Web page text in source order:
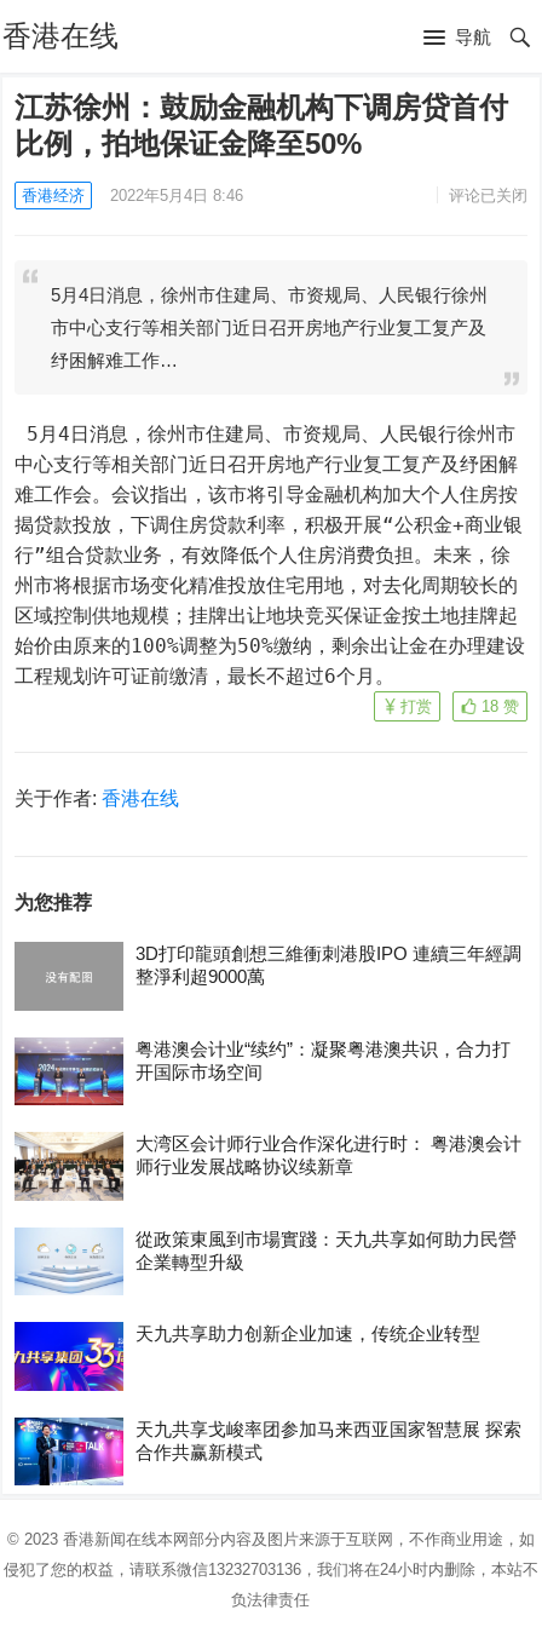
香港在线 导航
江苏徐州：鼓励金融机构下调房贷首付
比例，拍地保证金降至50%
香港经济 2022年5月4日 8:46 评论已关闭
5月4日消息，徐州市住建局、市资规局、人民银行徐州
市中心支行等相关部门近日召开房地产行业复工复产及
纾困解难工作…
中心支行等相关部门近日召开房地产行业复工复产及纾困解
难工作会。会议指出，该市将引导金融机构加大个人住房按
揭贷款投放，下调住房贷款利率，积极开展“公积金+商业银
行”组合贷款业务，有效降低个人住房消费负担。未来，徐
州市将根据市场变化精准投放住宅用地，对去化周期较长的
区域控制供地规模；挂牌出让地块竞买保证金按土地挂牌起
始价由原来的100%调整为50%缴纳，剩余出让金在办理建设
工程规划许可证前缴清，最长不超过6个月。
18 赞
打赏
关于作者:香港在线
为您推荐
3D打印龍頭創想三維衝刺港股IPO 連續三年經調
整淨利超9000萬
粤港澳会计业“续约”：凝聚粤港澳共识，合力打
开国际市场空间
大湾区会计师行业合作深化进行时： 粤港澳会计
师行业发展战略协议续新章
從政策東風到市場實踐：天九共享如何助力民營
企業轉型升級
天九共享助力创新企业加速，传统企业转型
天九共享戈峻率团参加马来西亚国家智慧展 探索
合作共赢新模式
© 2023 香港新闻在线本网部分内容及图片来源于互联网，不作商业用途，如
侵犯了您的权益，请联系微信13232703136，我们将在24小时内删除，本站不
负法律责任